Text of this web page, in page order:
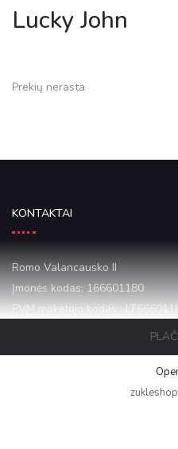
Lucky John
Prekių nerasta
KONTAKTAI
Romo Valancausko II
Įmonės kodas: 166601180
PVM mokėtojo kodas :
Mazeikiai Draugystes 16-1
zukleshop12@gmail.com